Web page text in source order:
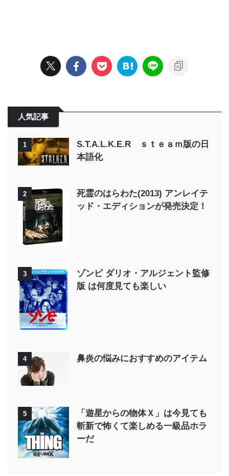
人気記事
1
S.T.A.L.K.E.R ｓｔｅａｍ版の日
本語化
2
死霊のはらわた(2013) アンレイテ
ッド・エディションが発売決定！
3
ゾンビ ダリオ・アルジェント監修
版 は何度見ても楽しい
4 鼻炎の悩みにおすすめのアイテム
5
「遊星からの物体Ｘ」は今見ても
斬新で怖くて楽しめる一級品ホラ
ーだ